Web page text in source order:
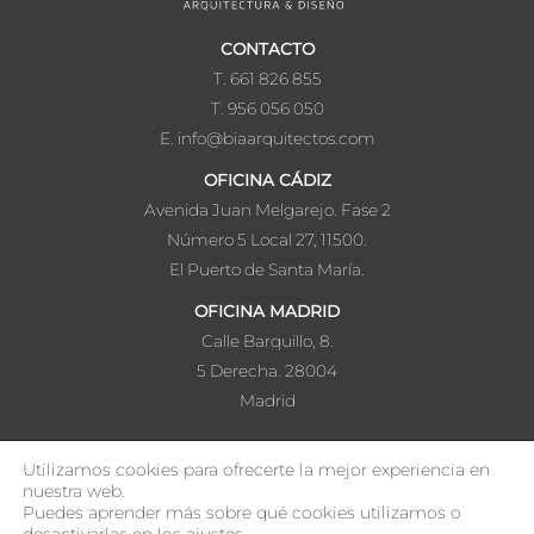
CONTACTO
T. 661 826 855
T. 956 056 050
E. info@biaarquitectos.com
OFICINA CÁDIZ
Avenida Juan Melgarejo. Fase 2
Número 5 Local 27, 11500.
El Puerto de Santa María.
OFICINA MADRID
Calle Barquillo, 8.
5 Derecha. 28004
Madrid
Copyright © 2026 BIA Ventures - Arquitectura & diseño |
privacidad | Política de cookies
Utilizamos cookies para ofrecerte la mejor experiencia en
nuestra web.
Puedes aprender más sobre qué cookies utilizamos o